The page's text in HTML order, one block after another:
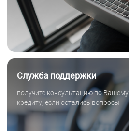
Служба поддержки
получите консультацию по Вашему
кредиту, если остались вопросы